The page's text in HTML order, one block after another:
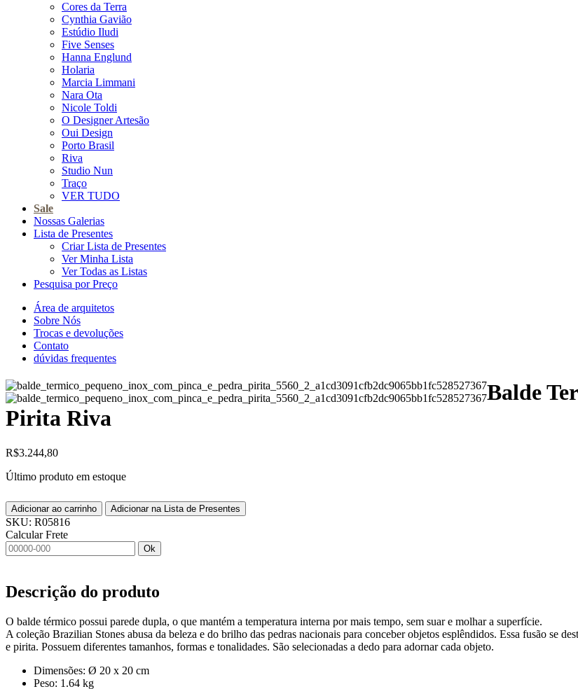
Cores da Terra
Cynthia Gavião
Estúdio Iludi
Five Senses
Hanna Englund
Holaria
Marcia Limmani
Nara Ota
Nicole Toldi
O Designer Artesão
Oui Design
Porto Brasil
Riva
Studio Nun
Traço
VER TUDO
Sale
Nossas Galerias
Lista de Presentes
Criar Lista de Presentes
Ver Minha Lista
Ver Todas as Listas
Pesquisa por Preço
Área de arquitetos
Sobre Nós
Trocas e devoluções
Contato
dúvidas frequentes
Balde
Pirita Riva
R$3.244,80
Último produto em estoque
Adicionar ao carrinho Adicionar na Lista de Presentes
SKU: R05816
Calcular Frete
Ok
Descrição do produto
O balde térmico possui parede dupla, o que mantém a temperatura interna por mais tempo, sem suar e molhar a superfície.
A coleção Brazilian Stones abusa da beleza e do brilho das pedras nacionais para conceber objetos esplêndidos. Essa fusão se
e pirita. Possuem diferentes tamanhos, formas e tonalidades. São selecionadas a dedo para adornar cada objeto.
Dimensões: Ø 20 x 20 cm
Peso: 1.64 kg